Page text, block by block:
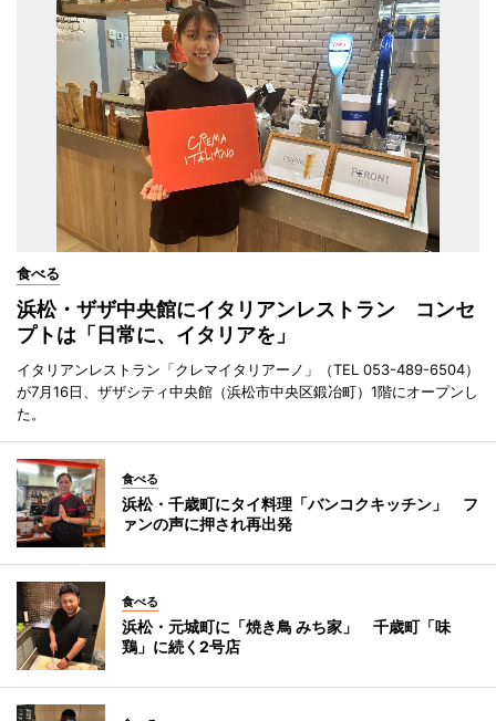
食べる
浜松・ザザ中央館にイタリアンレストラン コンセ
プトは「日常に、イタリアを」
イタリアンレストラン「クレマイタリアーノ」（TEL 053-489-6504）
が7月16日、ザザシティ中央館（浜松市中央区鍛冶町）1階にオープンし
た。
食べる
浜松・千歳町にタイ料理「バンコクキッチン」 フ
ァンの声に押され再出発
食べる
浜松・元城町に「焼き鳥 みち家」 千歳町「味
鶏」に続く2号店